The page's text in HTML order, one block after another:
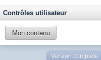
Contrôles utilisateur
Mon contenu
Version complète